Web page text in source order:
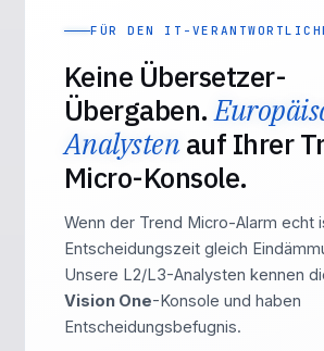
FÜR DEN IT-
Keine Übersetzer-
Übergaben.
Analystenauf Ihrer
Micro-Konsole.
Wenn der Trend Micro-Alarm echt
Entscheidungszeit gleich
Unsere L2/L3-Analysten kennen
Vision One-Konsole und haben
Entscheidungsbefugnis.